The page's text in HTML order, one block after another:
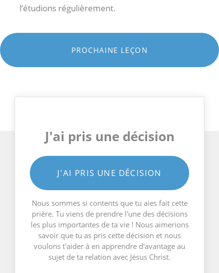
l’étudions régulièrement.
PROCHAINE LEÇON
J'ai pris une décision
J'AI PRIS UNE DÉCISION
Nous sommes si contents que tu aies fait cette
prière. Tu viens de prendre l'une des décisions
les plus importantes de ta vie ! Nous aimerions
savoir que tu as pris cette décision et nous
voulons t'aider à en apprendre d'avantage au
sujet de ta relation avec Jésus Christ.